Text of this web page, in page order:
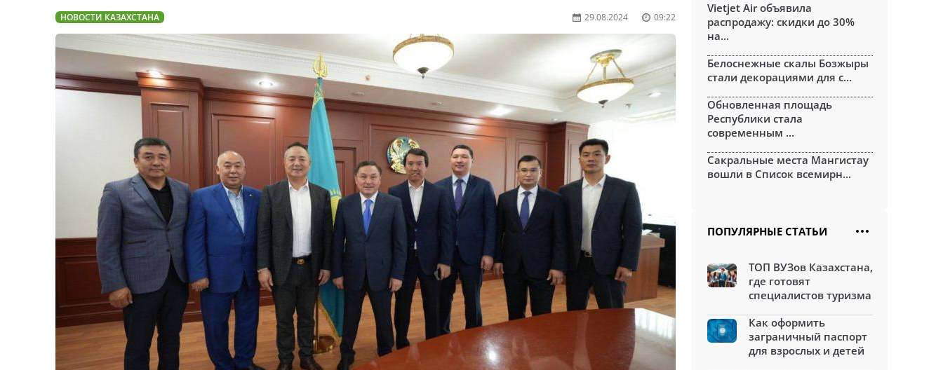
НОВОСТИ КАЗАХСТАНА 29.08.2024 09:22
Vietjet Air объявила
распродажу: скидки до 30%
на...
Белоснежные скалы Бозжыры
стали декорациями для с...
Обновленная площадь
Республики стала
современным ...
Сакральные места Мангистау
вошли в Список всемирн...
ПОПУЛЯРНЫЕ СТАТЬИ
ТОП ВУЗов Казахстана,
где готовят
специалистов туризма
Как оформить
заграничный паспорт
для взрослых и детей